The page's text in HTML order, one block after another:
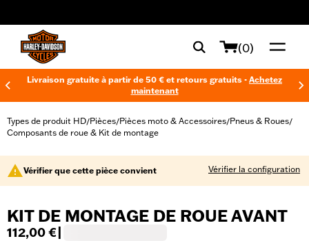
(0)
Livraison gratuite à partir de 50 € et retours gratuits - Achetez
maintenant
Types de produit HD/Pièces/Pièces moto & Accessoires/Pneus & Roues/
Composants de roue & Kit de montage
Vérifier que cette pièce convient Vérifier la configuration
KIT DE MONTAGE DE ROUE AVANT
112,00 €